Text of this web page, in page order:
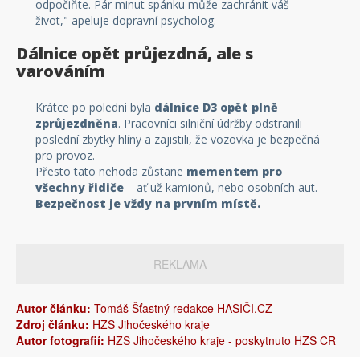
odpočiňte. Pár minut spánku může zachránit váš
život," apeluje dopravní psycholog.
Dálnice opět průjezdná, ale s
varováním
Krátce po poledni byla dálnice D3 opět plně
zprůjezdněna. Pracovníci silniční údržby odstranili
poslední zbytky hlíny a zajistili, že vozovka je bezpečná
pro provoz.
Přesto tato nehoda zůstane mementem pro
všechny řidiče – ať už kamionů, nebo osobních aut.
Bezpečnost je vždy na prvním místě.
REKLAMA
Autor článku: Tomáš Šťastný redakce HASIČI.CZ
Zdroj článku: HZS Jihočeského kraje
Autor fotografií: HZS Jihočeského kraje - poskytnuto HZS ČR